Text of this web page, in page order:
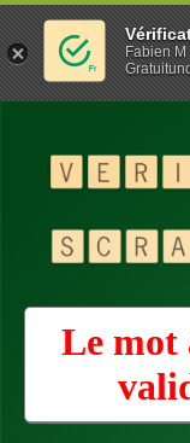
Le mot
Fabien M